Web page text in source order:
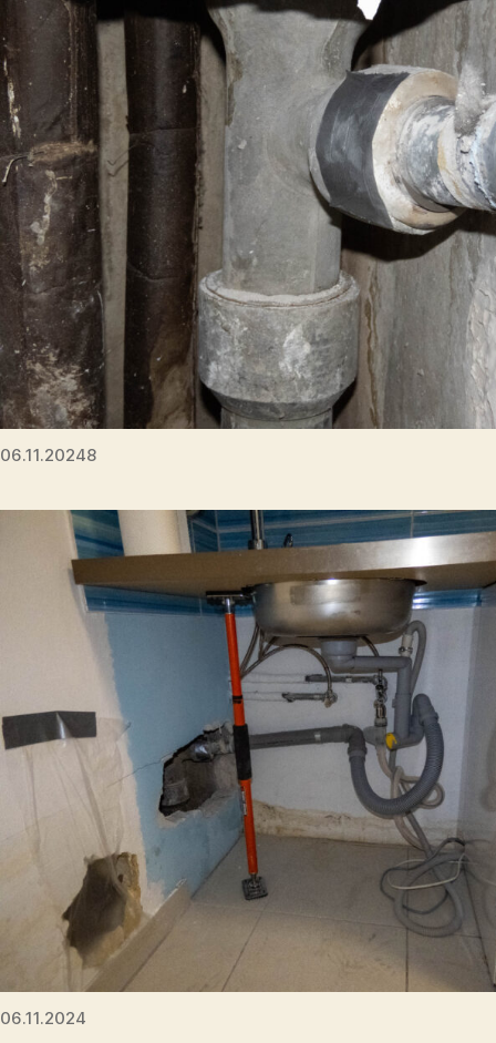
06.11.20248
06.11.2024